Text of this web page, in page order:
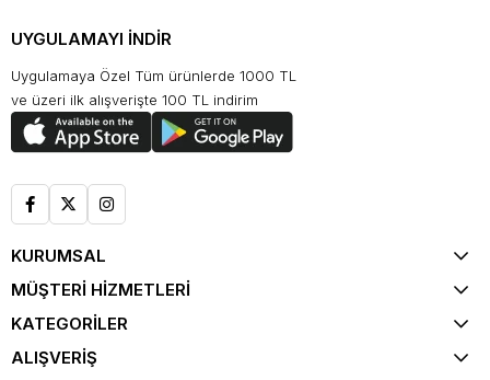
UYGULAMAYI İNDİR
Uygulamaya Özel Tüm ürünlerde 1000 TL
ve üzeri ilk alışverişte 100 TL indirim
KURUMSAL
MÜŞTERİ HİZMETLERİ
KATEGORİLER
ALIŞVERİŞ